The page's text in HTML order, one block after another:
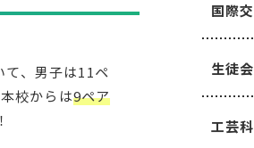
て、男子は11ペ
校からは9ペア
国際
生徒会
工芸科